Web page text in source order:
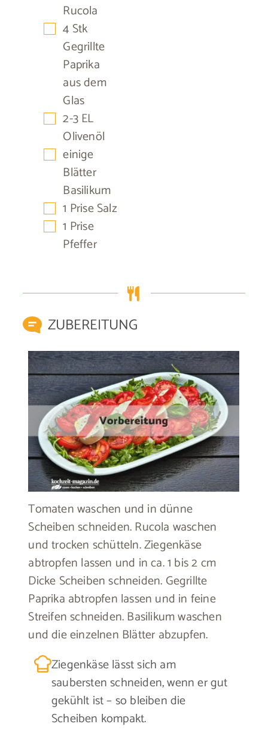
Rucola
▢
4 Stk
Gegrillte
Paprika
aus dem
Glas
▢
2-3 EL
Olivenöl
▢
einige
Blätter
Basilikum
▢
1 PriseSalz
▢
1 Prise
Pfeffer
ZUBEREITUNG
Tomaten waschen und in dünne
Scheiben schneiden. Rucola waschen
und trocken schütteln. Ziegenkäse
abtropfen lassen und in ca. 1 bis 2 cm
Dicke Scheiben schneiden. Gegrillte
Paprika abtropfen lassen und in feine
Streifen schneiden. Basilikum waschen
und die einzelnen Blätter abzupfen.
Ziegenkäse lässt sich am
saubersten schneiden, wenn er gut
gekühlt ist – so bleiben die
Scheiben kompakt.